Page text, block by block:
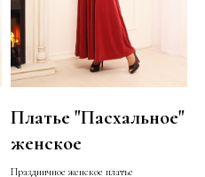
Платье "Пасхальное"
женское
Праздничное женское платье